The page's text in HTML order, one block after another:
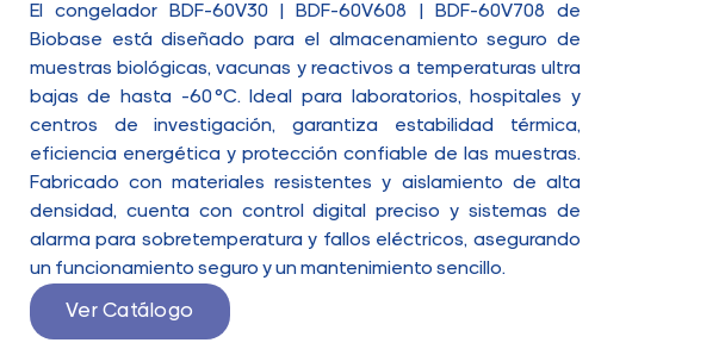
El congelador BDF-60V30 | BDF-60V608 | BDF-60V708 de
Biobase está diseñado para el almacenamiento seguro de
muestras biológicas, vacunas y reactivos a temperaturas ultra
bajas de hasta -60 °C. Ideal para laboratorios, hospitales y
centros de investigación, garantiza estabilidad térmica,
eficiencia energética y protección confiable de las muestras.
Fabricado con materiales resistentes y aislamiento de alta
densidad, cuenta con control digital preciso y sistemas de
alarma para sobretemperatura y fallos eléctricos, asegurando
un funcionamiento seguro y un mantenimiento sencillo.
Ver Catálogo